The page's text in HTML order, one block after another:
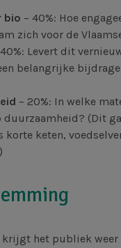
bio – 40%: Hoe
zich voor de
Levert dit
belangrijke bijdrage
– 20%: In welke
duurzaamheid? (Dit
korte keten,
het publiek weer